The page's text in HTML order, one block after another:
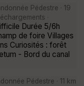
Pédestre · 19
·
Durée 5/6h
de foire Villages
Curiosités : forêt
- Bord du canal
Pédestre · 11 km